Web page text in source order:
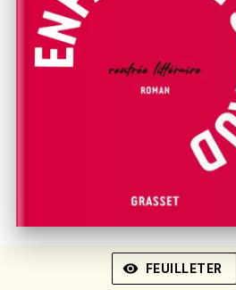
visibility FEUILLETER